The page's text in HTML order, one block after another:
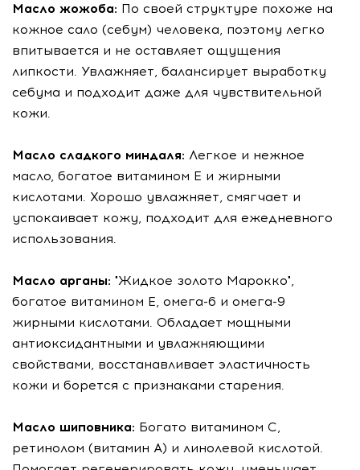
Масло жожоба: По своей структуре похоже на
кожное сало (себум) человека, поэтому легко
впитывается и не оставляет ощущения
липкости. Увлажняет, балансирует выработку
себума и подходит даже для чувствительной
кожи.
Масло сладкого миндаля: Легкое и нежное
масло, богатое витамином Е и жирными
кислотами. Хорошо увлажняет, смягчает и
успокаивает кожу, подходит для ежедневного
использования.
Масло арганы: "Жидкое золото Марокко",
богатое витамином Е, омега-6 и омега-9
жирными кислотами. Обладает мощными
антиоксидантными и увлажняющими
свойствами, восстанавливает эластичность
кожи и борется с признаками старения.
Масло шиповника: Богато витамином С,
ретинолом (витамин А) и линолевой кислотой.